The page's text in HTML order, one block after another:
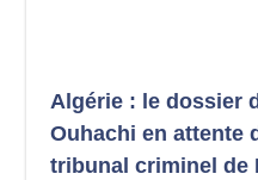
Algérie : le dossier
Ouhachi en attente
tribunal criminel de